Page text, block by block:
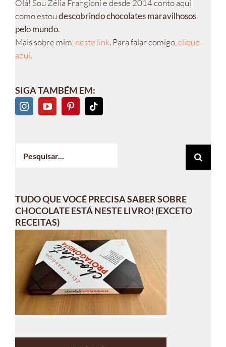
Olá! Sou Zélia Frangioni e desde 2014 conto aqui
como estoudescobrindo chocolates maravilhosos
pelo mundo.
Mais sobre mim, neste link. Para falar comigo, clique
aqui.
SIGA TAMBÉM EM:
resultados
TUDO QUE VOCÊ PRECISA SABER SOBRE
CHOCOLATE ESTÁ NESTE LIVRO! (EXCETO
RECEITAS)